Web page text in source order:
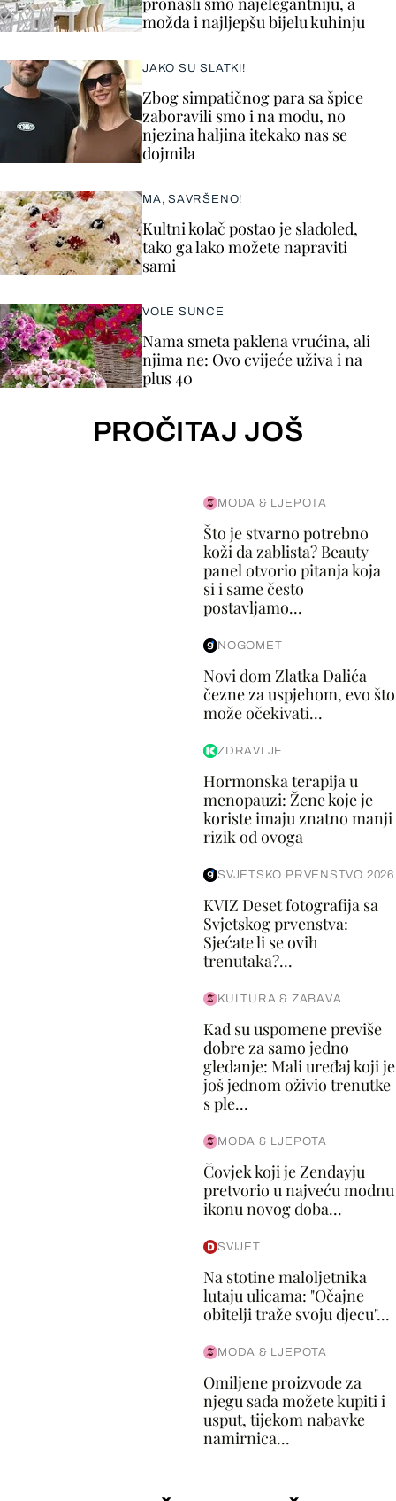
možda i najljepšu bijelu kuhinju
JAKO SU SLATKI!
Zbog simpatičnog para sa špice
zaboravili smo i na modu, no
njezina haljina itekako nas se
dojmila
MA, SAVRŠENO!
Kultni kolač postao je sladoled,
tako ga lako možete napraviti
sami
VOLE SUNCE
Nama smeta paklena vrućina, ali
njima ne: Ovo cvijeće uživa i na
plus 40
PROČITAJ JOŠ
MODA & LJEPOTA
Što je stvarno potrebno
koži da zablista? Beauty
panel otvorio pitanja koja
si i same često
postavljamo...
NOGOMET
Novi dom Zlatka Dalića
čezne za uspjehom, evo što
može očekivati...
ZDRAVLJE
Hormonska terapija u
menopauzi: Žene koje je
koriste imaju znatno manji
rizik od ovoga
SVJETSKO PRVENSTVO 2026
KVIZ Deset fotografija sa
Svjetskog prvenstva:
Sjećate li se ovih
trenutaka?...
KULTURA & ZABAVA
Kad su uspomene previše
dobre za samo jedno
gledanje: Mali uređaj koji je
još jednom oživio trenutke
s ple...
MODA & LJEPOTA
Čovjek koji je Zendayju
pretvorio u najveću modnu
ikonu novog doba...
SVIJET
Na stotine maloljetnika
lutaju ulicama: "Očajne
obitelji traže svoju djecu"...
MODA & LJEPOTA
Omiljene proizvode za
njegu sada možete kupiti i
usput, tijekom nabavke
namirnica...